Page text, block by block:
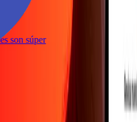
son súper